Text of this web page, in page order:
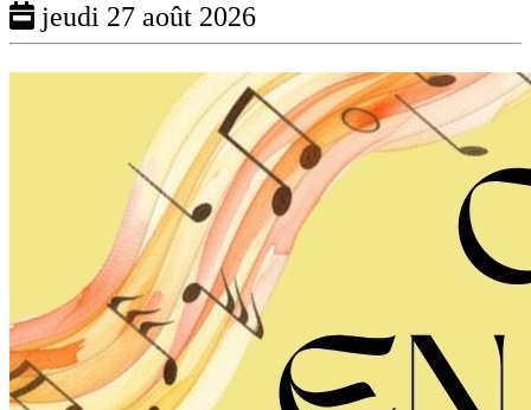
jeudi 27 août 2026